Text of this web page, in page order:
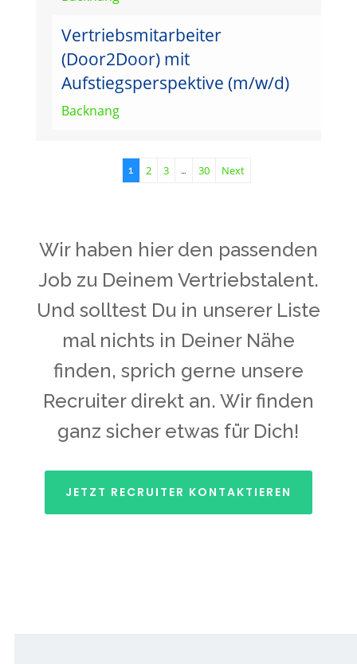
Vertriebsmitarbeiter
(Door2Door) mit
Aufstiegsperspektive (m/w/d)
Backnang
1 2 3 … 30 Next
Wir haben hier den passenden
Job zu Deinem Vertriebstalent.
Und solltest Du in unserer Liste
mal nichts in Deiner Nähe
finden, sprich gerne unsere
Recruiter direkt an. Wir finden
ganz sicher etwas für Dich!
JETZT RECRUITER KONTAKTIEREN